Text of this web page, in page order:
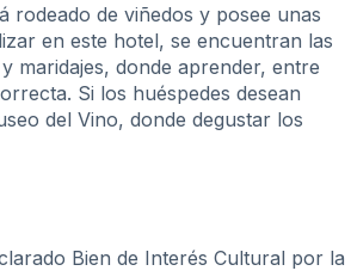
rodeado de viñedos y posee unas
en este hotel, se encuentran las
maridajes, donde aprender, entre
Si los huéspedes desean
del Vino, donde degustar los
Bien de Interés Cultural por la